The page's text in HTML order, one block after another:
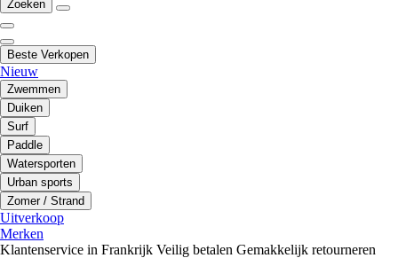
Zoeken
Beste Verkopen
Nieuw
Zwemmen
Duiken
Surf
Paddle
Watersporten
Urban sports
Zomer / Strand
Uitverkoop
Merken
Klantenservice in Frankrijk Veilig betalen Gemakkelijk retourneren